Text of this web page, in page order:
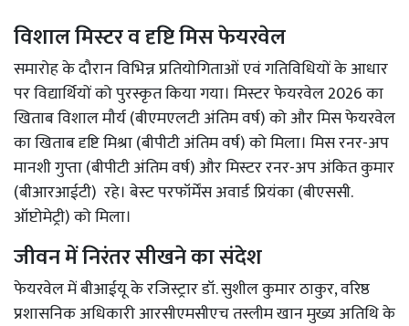
विशाल मिस्टर व दृष्टि मिस फेयरवेल
समारोह के दौरान विभिन्न प्रतियोगिताओं एवं गतिविधियों के आधार
पर विद्यार्थियों को पुरस्कृत किया गया। मिस्टर फेयरवेल 2026 का
खिताब विशाल मौर्य (बीएमएलटी अंतिम वर्ष) को और मिस फेयरवेल
का खिताब दृष्टि मिश्रा (बीपीटी अंतिम वर्ष) को मिला। मिस रनर-अप
मानशी गुप्ता (बीपीटी अंतिम वर्ष) और मिस्टर रनर-अप अंकित कुमार
(बीआरआईटी) रहे। बेस्ट परफॉर्मेंस अवार्ड प्रियंका (बीएससी.
ऑप्टोमेट्री) को मिला।
जीवन में निरंतर सीखने का संदेश
फेयरवेल में बीआईयू के रजिस्ट्रार डॉ. सुशील कुमार ठाकुर, वरिष्ठ
प्रशासनिक अधिकारी आरसीएमसीएच तस्लीम खान मुख्य अतिथि के